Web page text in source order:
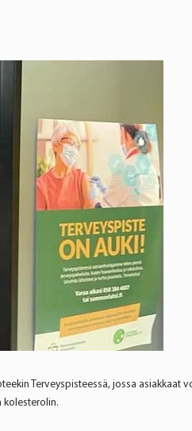
Terveyspisteessä, jossa asiakkaat
kolesterolin.